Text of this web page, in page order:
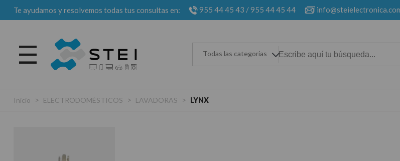
Te ayudamos y resolvemos todas tus consultas en: 955 44 45 43 /955 44 45 44
Todas las categorias
Inicio > ELECTRODOMÉSTICOS > LAVADORAS > LYNX